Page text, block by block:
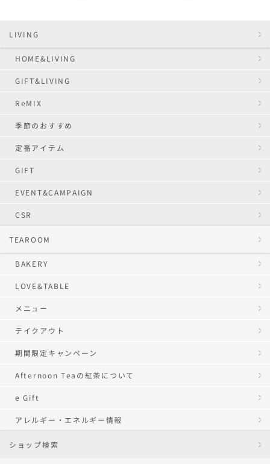
LIVING
HOME&LIVING
GIFT&LIVING
ReMIX
季節のおすすめ
定番アイテム
GIFT
EVENT&CAMPAIGN
CSR
TEAROOM
BAKERY
LOVE&TABLE
メニュー
テイクアウト
期間限定キャンペーン
Afternoon Teaの紅茶について
e Gift
アレルギー・エネルギー情報
ショップ検索